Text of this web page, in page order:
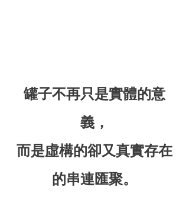
罐子不再只是實體的意
義，
而是虛構的卻又真實存在
的串連匯聚。